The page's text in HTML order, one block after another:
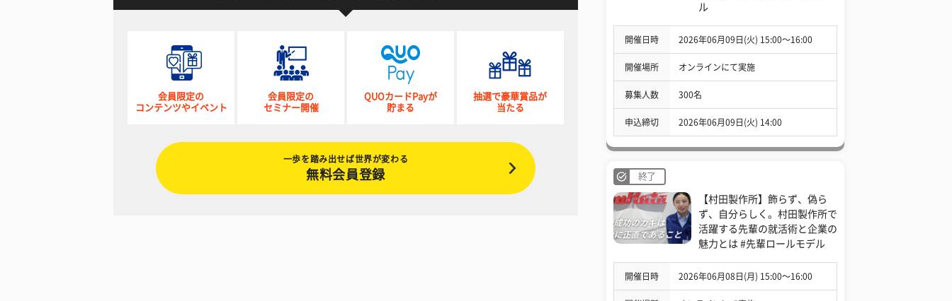
会員限定の
コンテンツやイベント
会員限定の
セミナー開催
QUOカードPayが
貯まる
抽選で豪華賞品が
当たる
一歩を踏み出せば世界が変わる
無料会員登録
ル
開催日時 2026年06月09日(火) 15:00〜16:00
開催場所 オンラインにて実施
募集人数 300名
申込締切 2026年06月09日(火) 14:00
終了
【村田製作所】飾らず、偽ら
ず、自分らしく。村田製作所で
活躍する先輩の就活術と企業の
魅力とは #先輩ロールモデル
開催日時 2026年06月08日(月) 15:00〜16:00